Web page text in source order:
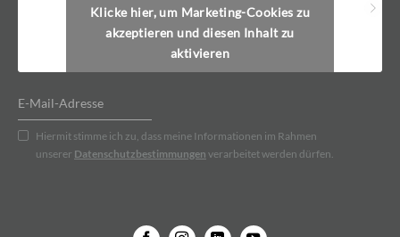
Klicke hier, um Marketing-Cookies zu
akzeptieren und diesen Inhalt zu
aktivieren
Hiermit stimme ich zu, dass meine Informationen im Rahmen
unserer Datenschutzbestimmungen verarbeitet werden dürfen.